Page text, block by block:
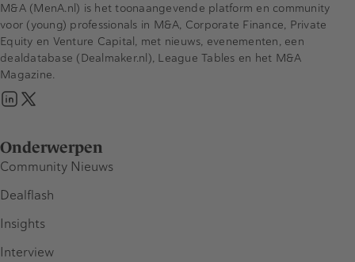
Onderwerpen
Community Nieuws
Dealflash
Insights
Interview
M&A (MenA.nl) is het toonaangevende platform en community
voor (young) professionals in M&A, Corporate Finance, Private
Equity en Venture Capital, met nieuws, evenementen, een
dealdatabase (Dealmaker.nl), League Tables en het M&A
Magazine.